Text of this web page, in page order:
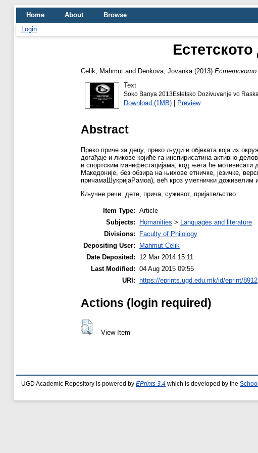
Home About
Browse
Login
Celik, Mahmut and Denkova, Jovanka (2013) Естетското
Text
Soko Banya 2013Estetsko Dozivuvanje vo
Download (1MB)| Preview
Abstract
Преко приче за децу, преко људи и објеката која их
догађаје и ликове којиће га инспирисатина активно
и спортским манифестацијама, код њега ће мотивисати
Македоније, без обзира на њихове етничке, језичке,
причамаШукријаРамоа), већ кроз уметнички доживелим
Кључне речи: дете, прича, суживот, пријатељство.
Item Type: Article
Subjects:
Humanities > Languages and literature
Divisions:
Faculty of Philology
Depositing User:
Mahmut Celik
Date Deposited:
12 Mar 2014 15:11
Last Modified: 04 Aug 2015 09:55
URI:
https://eprints.ugd.edu.mk/id/eprint/8912
Actions (login required)
View Item
UGD Academic Repository is powered by EPrints 3.4 which is developed by the